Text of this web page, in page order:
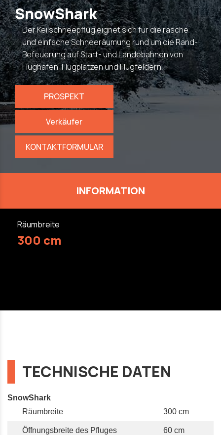
SnowShark
Der Keilschneepflug eignet sich für die rasche
und einfache Schneeräumung rund um die Rand-
Befeuerung auf Start- und Landebahnen von
Flughäfen, Flugplätzen und Flugfeldern.
PROSPEKT
Verkäufer
KONTAKTFORMULAR
INFORMATION
Räumbreite
300 cm
TECHNISCHE DATEN
SnowShark
Räumbreite
300 cm
Öffnungsbreite des Pfluges 60 cm